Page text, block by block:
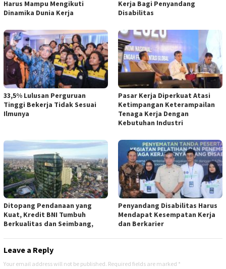
Harus Mampu Mengikuti
Dinamika Dunia Kerja
Kerja Bagi Penyandang
Disabilitas
33,5% Lulusan Perguruan
Tinggi Bekerja Tidak Sesuai
Ilmunya
Pasar Kerja Diperkuat Atasi
Ketimpangan Keterampailan
Tenaga Kerja Dengan
Kebutuhan Industri
Ditopang Pendanaan yang
Kuat, Kredit BNI Tumbuh
Berkualitas dan Seimbang,
Penyandang Disabilitas Harus
Mendapat Kesempatan Kerja
dan Berkarier
Leave a Reply
Your email address will not be published. Required fields are marked *